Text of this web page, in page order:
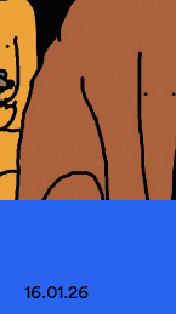
16.01.26